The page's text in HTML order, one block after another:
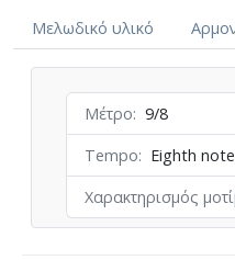
δεν έκανες για σπίτι
Μελωδικό υλικό
Μέτρο
9/8
Tempo
Eighth
Χαρακτηρισμός